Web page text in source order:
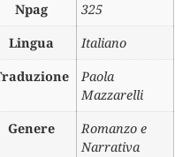
Npag
325
Lingua
Italiano
Paola
Mazzarelli
Genere
Romanzo e
Narrativa